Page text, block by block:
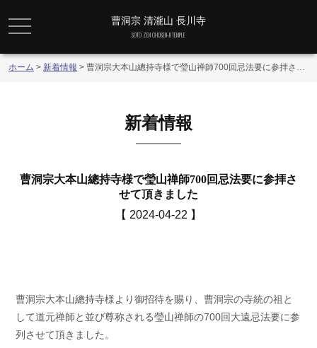
曹洞宗 清瀧山 長川寺
SOTO ZEN CHOSEN-JI TEMPLE
ホーム > 新着情報 > 曹洞宗大本山總持寺様で瑩山禅師700回忌法要に参拝させて頂きました
新着情報
曹洞宗大本山總持寺様で瑩山禅師700回忌法要に参拝さ
せて頂きました
【 2024-04-22 】
曹洞宗大本山總持寺様より御招待を賜り、曹洞宗の寺統の祖と
して道元禅師と並び尊称される瑩山禅師の700回大遠忌法要に参
列させて頂きました。